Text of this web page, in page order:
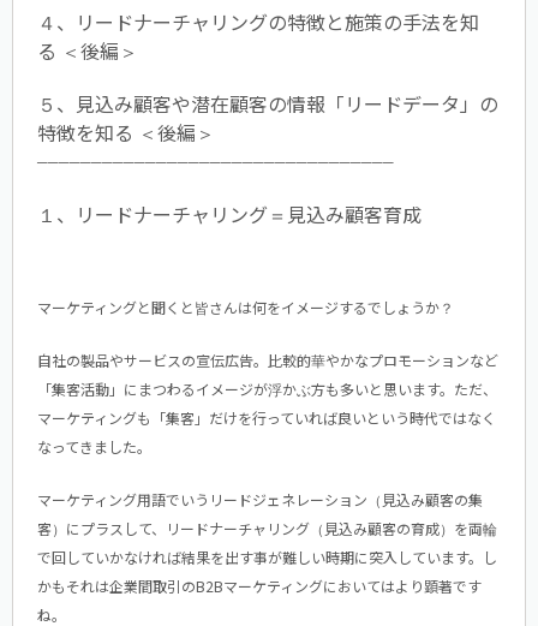
４、リードナーチャリングの特徴と施策の手法を知
る ＜後編＞
５、見込み顧客や潜在顧客の情報「リードデータ」の
特徴を知る ＜後編＞
─────────────────────────────────
１、リードナーチャリング＝見込み顧客育成
マーケティングと聞くと皆さんは何をイメージするでしょうか？
自社の製品やサービスの宣伝広告。比較的華やかなプロモーションなど
「集客活動」にまつわるイメージが浮かぶ方も多いと思います。ただ、
マーケティングも「集客」だけを行っていれば良いという時代ではなく
なってきました。
マーケティング用語でいうリードジェネレーション（見込み顧客の集
客）にプラスして、リードナーチャリング（見込み顧客の育成）を両輪
で回していかなければ結果を出す事が難しい時期に突入しています。し
かもそれは企業間取引のB2Bマーケティングにおいてはより顕著です
ね。